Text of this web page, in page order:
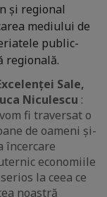
și regional
mediului de
public-
regională.
Sale,
Niculescu :
fi traversat o
de oameni și-
încercare
economiile
la ceea ce
noastră